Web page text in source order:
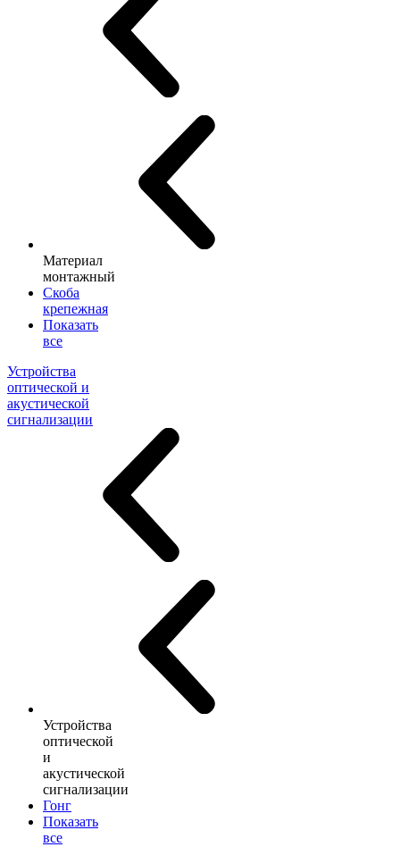
Материал
монтажный
Скоба
крепежная
Показать
все
Устройства
оптической и
акустической
сигнализации
Устройства
оптической
и
акустической
сигнализации
Гонг
Показать
все